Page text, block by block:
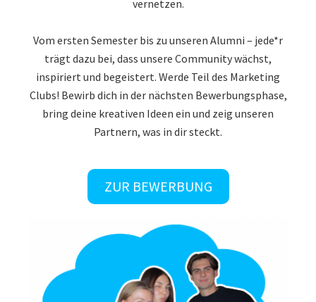
vernetzen.
Vom ersten Semester bis zu unseren Alumni – jede*r
trägt dazu bei, dass unsere Community wächst,
inspiriert und begeistert. Werde Teil des Marketing
Clubs! Bewirb dich in der nächsten Bewerbungsphase,
bring deine kreativen Ideen ein und zeig unseren
Partnern, was in dir steckt.
ZUR BEWERBUNG